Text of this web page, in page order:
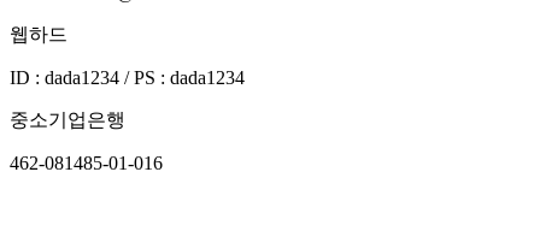
웹하드
ID : dada1234 / PS : dada1234
중소기업은행
462-081485-01-016